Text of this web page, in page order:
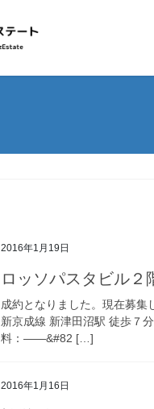
2016年1月19日
ロッソパスタビル２
成約となりました。現在募集
新京成線 新津田沼駅 徒歩７
料：——&#82 […]
2016年1月16日